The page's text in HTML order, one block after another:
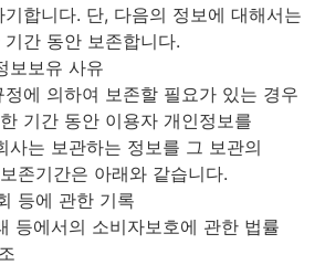
합니다. 단, 다음의 정보에 대해서는
간 동안 보존합니다.
보보유 사유
에 의하여 보존할 필요가 있는 경우
기간 동안 이용자 개인정보를
사는 보관하는 정보를 그 보관의
존기간은 아래와 같습니다.
등에 관한 기록
등에서의 소비자보호에 관한 법률